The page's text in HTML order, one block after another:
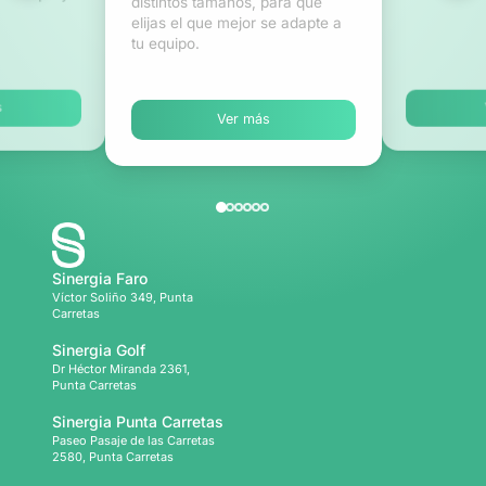
elijas el que mejor se adapte a
tu equipo.
Ver más
Sinergia Faro
Víctor Soliño 349, Punta
Carretas
Sinergia Golf
Dr Héctor Miranda 2361,
Punta Carretas
Sinergia Punta Carretas
Paseo Pasaje de las Carretas
2580, Punta Carretas